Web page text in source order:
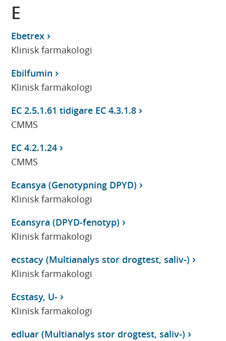
E
Ebetrex
Klinisk farmakologi
Ebilfumin
Klinisk farmakologi
EC 2.5.1.61 tidigare EC 4.3.1.8
CMMS
EC 4.2.1.24
CMMS
Ecansya (Genotypning DPYD)
Klinisk farmakologi
Ecansyra (DPYD-fenotyp)
Klinisk farmakologi
ecstacy (Multianalys stor drogtest, saliv-)
Klinisk farmakologi
Ecstasy, U-
Klinisk farmakologi
edluar (Multianalys stor drogtest, saliv-)